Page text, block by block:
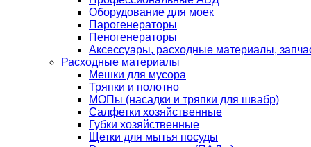
Оборудование для моек
Парогенераторы
Пеногенераторы
Аксессуары, расходные материалы,
Расходные материалы
Мешки для мусора
Тряпки и полотно
МОПы (насадки и тряпки для швабр)
Салфетки хозяйственные
Губки хозяйственные
Щетки для мытья посуды